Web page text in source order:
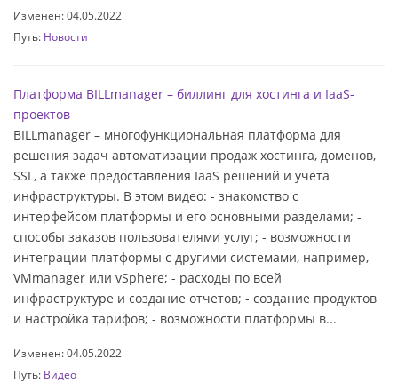
Изменен: 04.05.2022
Путь: Новости
Платформа BILLmanager – биллинг для хостинга и IaaS-
проектов
BILLmanager – многофункциональная платформа для
решения задач автоматизации продаж хостинга, доменов,
SSL, а также предоставления IaaS решений и учета
инфраструктуры. В этом видео: - знакомство с
интерфейсом платформы и его основными разделами; -
способы заказов пользователями услуг; - возможности
интеграции платформы с другими системами, например,
VMmanager или vSphere; - расходы по всей
инфраструктуре и создание отчетов; - создание продуктов
и настройка тарифов; - возможности платформы в...
Изменен: 04.05.2022
Путь: Видео